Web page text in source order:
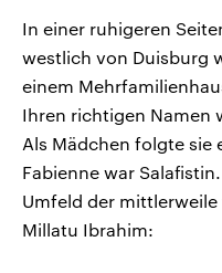
In einer ruhigeren
westlich von Duisburg
einem
Ihren richtigen Namen
Als Mädchen folgte sie
Fabienne war
Umfeld der
Millatu Ibrahim: